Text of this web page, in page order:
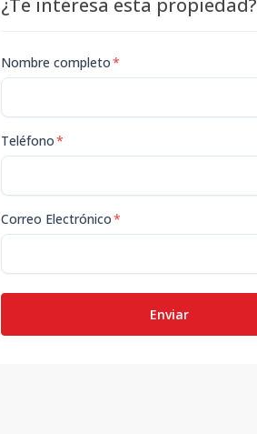
¿Te interesa esta propiedad?
Nombre completo*
Teléfono*
Correo Electrónico*
Enviar